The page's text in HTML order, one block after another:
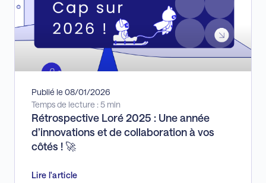
Publié le 08/01/2026
Temps de lecture : 5 min
Rétrospective Loré 2025 : Une année
d’innovations et de collaboration à vos
côtés ! 🚀
Lire l'article